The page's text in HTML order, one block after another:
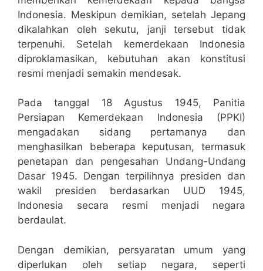
Indonesia. Meskipun demikian, setelah Jepang
dikalahkan oleh sekutu, janji tersebut tidak
terpenuhi. Setelah kemerdekaan Indonesia
diproklamasikan, kebutuhan akan konstitusi
resmi menjadi semakin mendesak.
Pada tanggal 18 Agustus 1945, Panitia
Persiapan Kemerdekaan Indonesia (PPKI)
mengadakan sidang pertamanya dan
menghasilkan beberapa keputusan, termasuk
penetapan dan pengesahan Undang-Undang
Dasar 1945. Dengan terpilihnya presiden dan
wakil presiden berdasarkan UUD 1945,
Indonesia secara resmi menjadi negara
berdaulat.
Dengan demikian, persyaratan umum yang
diperlukan oleh setiap negara, seperti